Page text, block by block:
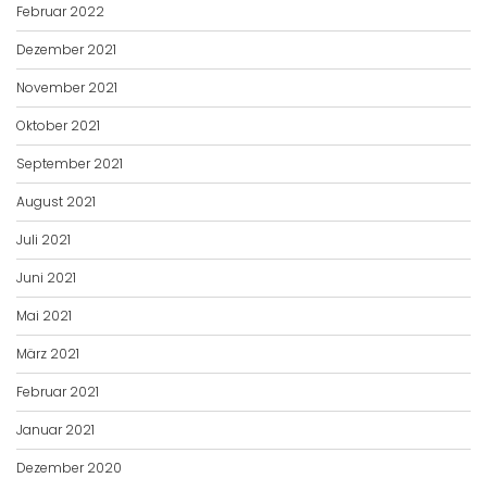
Februar 2022
Dezember 2021
November 2021
Oktober 2021
September 2021
August 2021
Juli 2021
Juni 2021
Mai 2021
März 2021
Februar 2021
Januar 2021
Dezember 2020